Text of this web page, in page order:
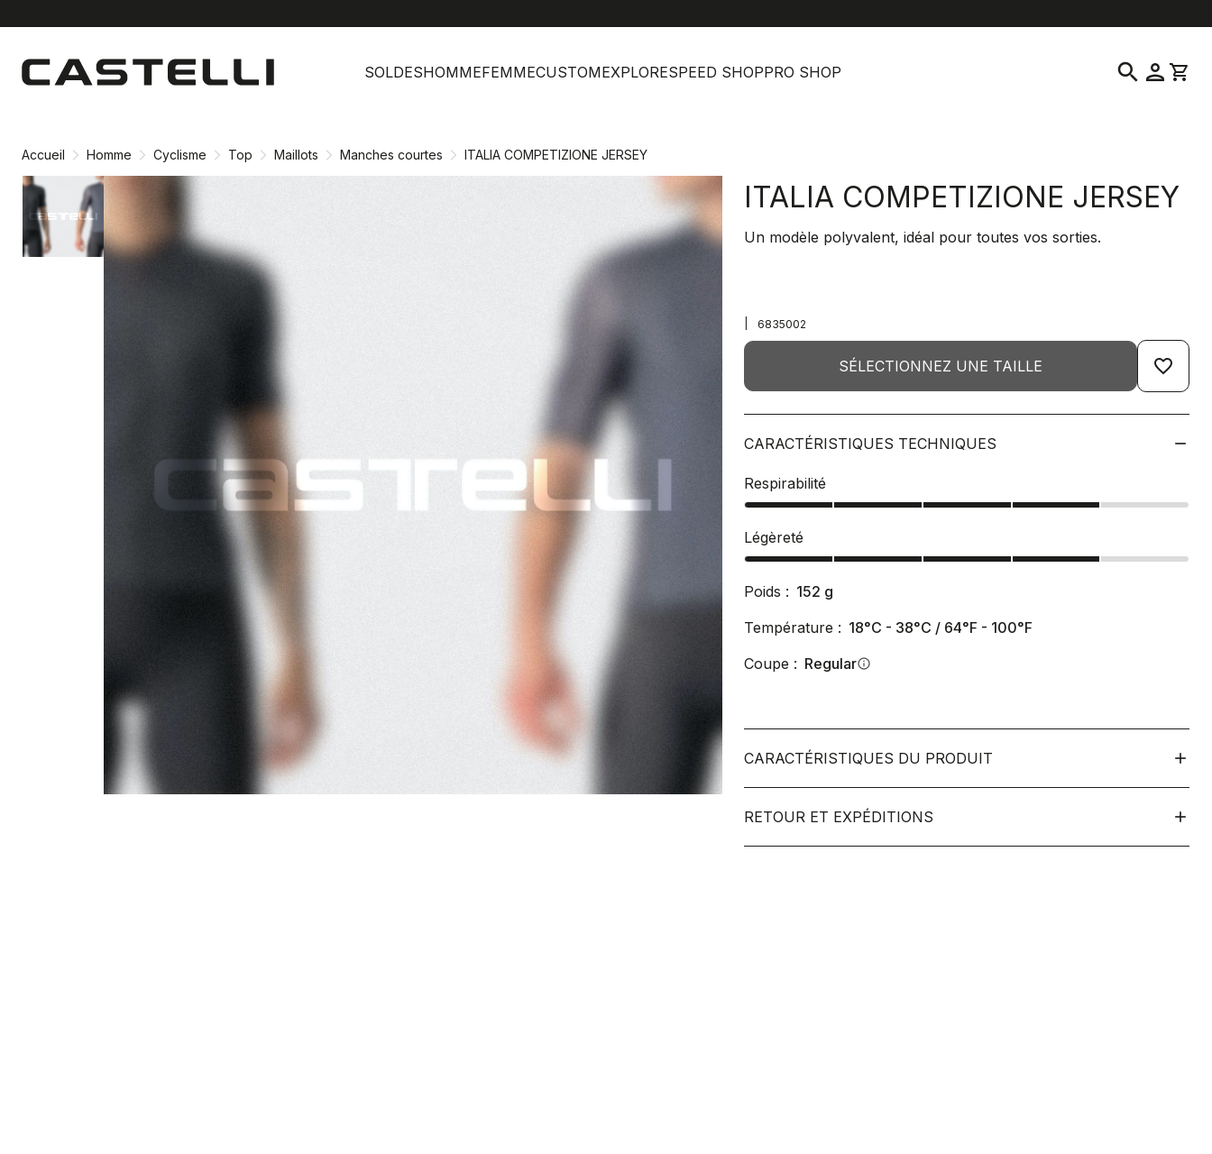
contenu
SOLDESHOMMEFEMMECUSTOMEXPLORESPEED SHOPPRO SHOP search person shopping_cart
Accueil Homme Cyclisme Top Maillots Manches courtes ITALIA COMPETIZIONE JERSEY
ITALIA COMPETIZIONE JERSEY
Un modèle polyvalent, idéal pour toutes vos sorties.
6835002
SÉLECTIONNEZ UNE TAILLE favorite_border
CARACTÉRISTIQUES TECHNIQUES
Respirabilité
Légèreté
Poids : 152 g
Température : 18°C - 38°C / 64°F - 100°F
Coupe : Regularinfo
CARACTÉRISTIQUES DU PRODUIT
RETOUR ET EXPÉDITIONS